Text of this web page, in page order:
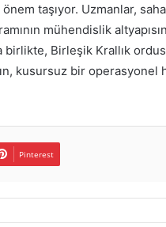
taşıyor. Uzmanlar,
mühendislik
birlikte, Birleşik Krallık
kusursuz bir operasyonel
Pinterest